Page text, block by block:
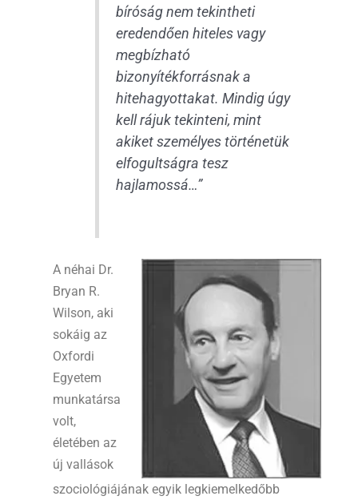
bíróság nem tekintheti
eredendően hiteles vagy
megbízható
bizonyítékforrásnak a
hitehagyottakat. Mindig úgy
kell rájuk tekinteni, mint
akiket személyes történetük
elfogultságra tesz
hajlamossá…”
A néhai Dr.
Bryan R.
Wilson, aki
sokáig az
Oxfordi
Egyetem
munkatársa
volt,
életében az
új vallások
szociológiájának egyik legkiemelkedőbb